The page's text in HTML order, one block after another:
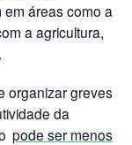
áreas como a
a agricultura,
organizar greves
da
pode ser menos